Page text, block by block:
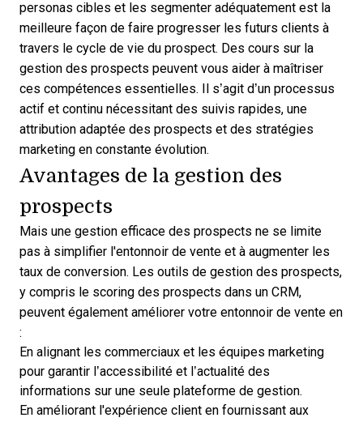
personas cibles et les segmenter adéquatement est la
meilleure façon de faire progresser les futurs clients à
travers le cycle de vie du prospect. Des cours sur la
gestion des prospects peuvent vous aider à maîtriser
ces compétences essentielles. Il s’agit d’un processus
actif et continu nécessitant des suivis rapides, une
attribution adaptée des prospects et des stratégies
marketing en constante évolution.
Avantages de la gestion des
prospects
Mais une gestion efficace des prospects ne se limite
pas à simplifier l'entonnoir de vente et à augmenter les
taux de conversion. Les outils de gestion des prospects,
y compris le scoring des prospects dans un CRM,
peuvent également améliorer votre entonnoir de vente en
:
En alignant les commerciaux et les équipes marketing
pour garantir l’accessibilité et l’actualité des
informations sur une seule plateforme de gestion.
En améliorant l'expérience client en fournissant aux